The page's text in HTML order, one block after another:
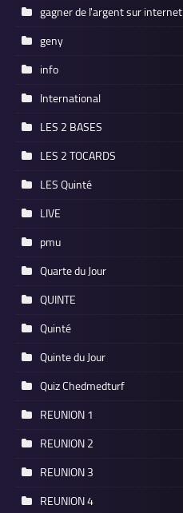
gagner de l'argent sur internet
geny
info
International
LES 2 BASES
LES 2 TOCARDS
LES Quinté
LIVE
pmu
Quarte du Jour
QUINTE
Quinté
Quinte du Jour
Quiz Chedmedturf
REUNION 1
REUNION 2
REUNION 3
REUNION 4